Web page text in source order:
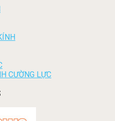
CƯỜNG LỰC